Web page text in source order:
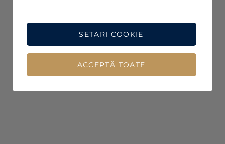
ACCEPTĂ TOATE
SETARI COOKIE